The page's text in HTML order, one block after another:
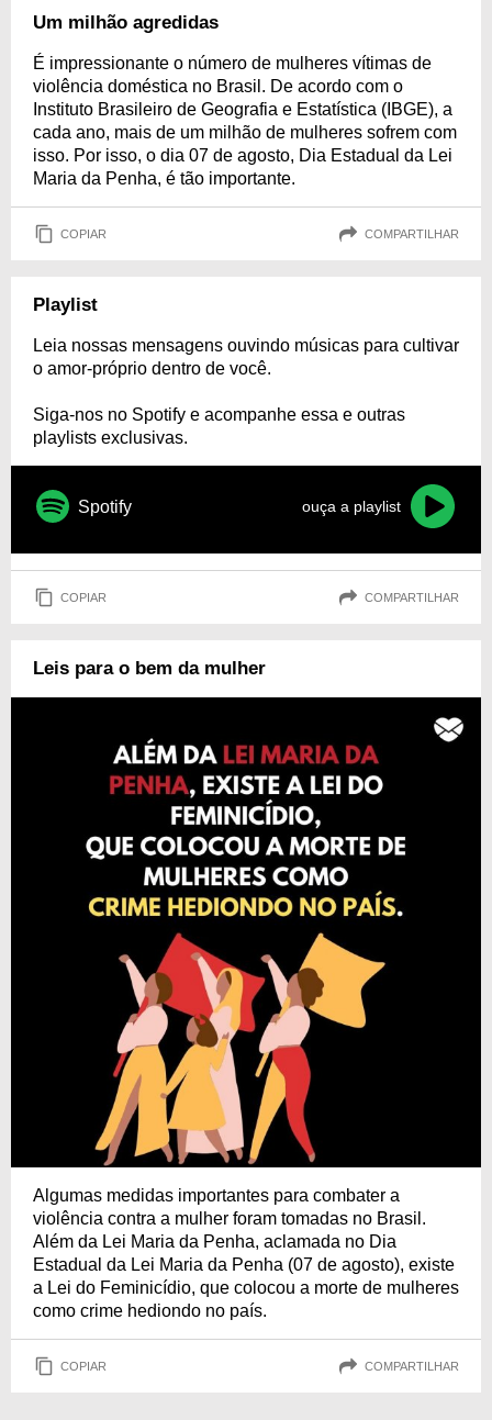
Um milhão agredidas
É impressionante o número de mulheres vítimas de
violência doméstica no Brasil. De acordo com o
Instituto Brasileiro de Geografia e Estatística (IBGE), a
cada ano, mais de um milhão de mulheres sofrem com
isso. Por isso, o dia 07 de agosto, Dia Estadual da Lei
Maria da Penha, é tão importante.
COPIAR COMPARTILHAR
Playlist
Leia nossas mensagens ouvindo músicas para cultivar
o amor-próprio dentro de você.
Siga-nos no Spotify e acompanhe essa e outras
playlists exclusivas.
Spotify ouça a playlist
COPIAR COMPARTILHAR
Leis para o bem da mulher
Algumas medidas importantes para combater a
violência contra a mulher foram tomadas no Brasil.
Além da Lei Maria da Penha, aclamada no Dia
Estadual da Lei Maria da Penha (07 de agosto), existe
a Lei do Feminicídio, que colocou a morte de mulheres
como crime hediondo no país.
COPIAR COMPARTILHAR